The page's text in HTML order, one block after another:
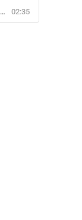
02:35
30 Владыка демонов v15 - Послесловие автора